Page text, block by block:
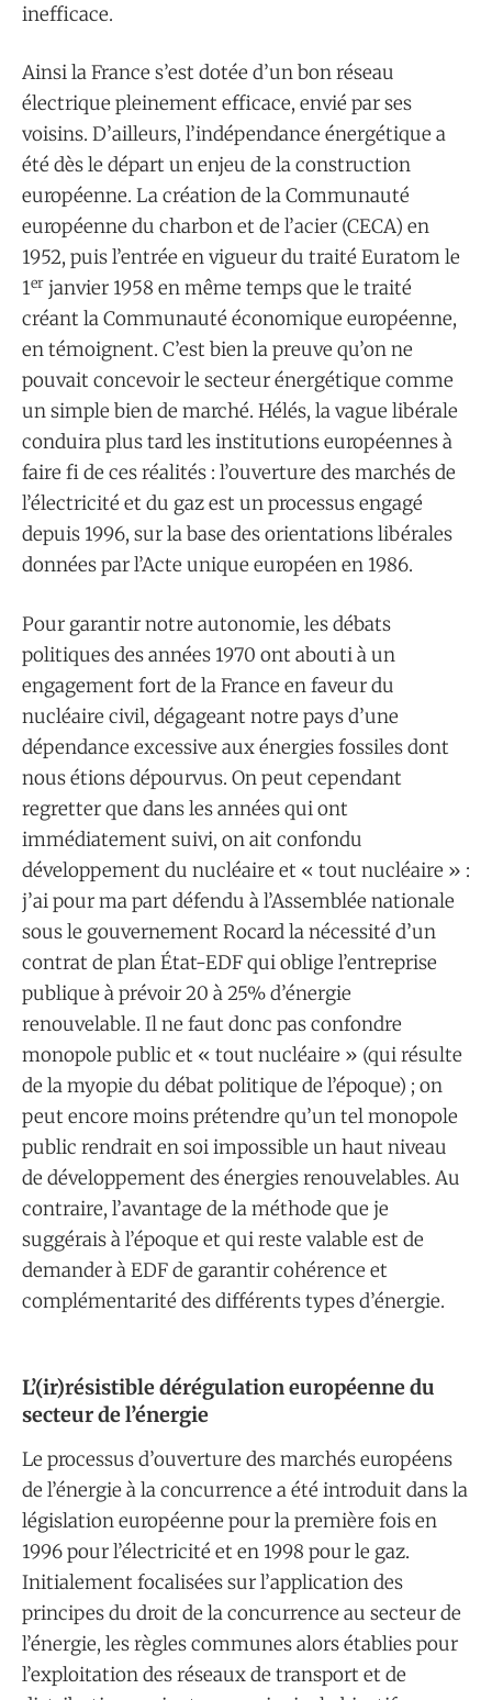
inefficace.
Ainsi la France s’est dotée d’un bon réseau
électrique pleinement efficace, envié par ses
voisins. D’ailleurs, l’indépendance énergétique a
été dès le départ un enjeu de la construction
européenne. La création de la Communauté
européenne du charbon et de l’acier (CECA) en
1952, puis l’entrée en vigueur du traité Euratom le
1er janvier 1958 en même temps que le traité
créant la Communauté économique européenne,
en témoignent. C’est bien la preuve qu’on ne
pouvait concevoir le secteur énergétique comme
un simple bien de marché. Hélés, la vague libérale
conduira plus tard les institutions européennes à
faire fi de ces réalités : l’ouverture des marchés de
l’électricité et du gaz est un processus engagé
depuis 1996, sur la base des orientations libérales
données par l’Acte unique européen en 1986.
Pour garantir notre autonomie, les débats
politiques des années 1970 ont abouti à un
engagement fort de la France en faveur du
nucléaire civil, dégageant notre pays d’une
dépendance excessive aux énergies fossiles dont
nous étions dépourvus. On peut cependant
regretter que dans les années qui ont
immédiatement suivi, on ait confondu
développement du nucléaire et « tout nucléaire » :
j’ai pour ma part défendu à l’Assemblée nationale
sous le gouvernement Rocard la nécessité d’un
contrat de plan État-EDF qui oblige l’entreprise
publique à prévoir 20 à 25% d’énergie
renouvelable. Il ne faut donc pas confondre
monopole public et « tout nucléaire » (qui résulte
de la myopie du débat politique de l’époque) ; on
peut encore moins prétendre qu’un tel monopole
public rendrait en soi impossible un haut niveau
de développement des énergies renouvelables. Au
contraire, l’avantage de la méthode que je
suggérais à l’époque et qui reste valable est de
demander à EDF de garantir cohérence et
complémentarité des différents types d’énergie.
L’(ir)résistible dérégulation européenne du
secteur de l’énergie
Le processus d’ouverture des marchés européens
de l’énergie à la concurrence a été introduit dans la
législation européenne pour la première fois en
1996 pour l’électricité et en 1998 pour le gaz.
Initialement focalisées sur l’application des
principes du droit de la concurrence au secteur de
l’énergie, les règles communes alors établies pour
l’exploitation des réseaux de transport et de